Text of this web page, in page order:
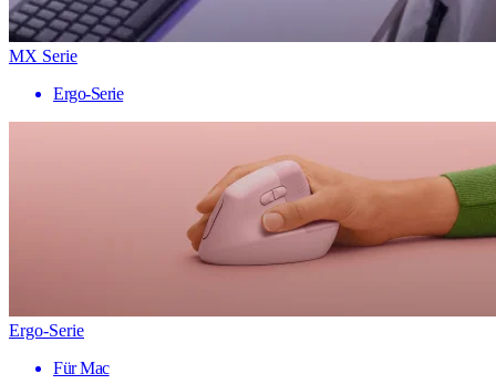
MX Serie
Ergo-Serie
Ergo-Serie
Für Mac